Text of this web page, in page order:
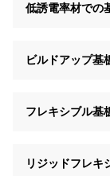
低誘電率材での
ビルドアップ基
フレキシブル基
リジッドフレキ